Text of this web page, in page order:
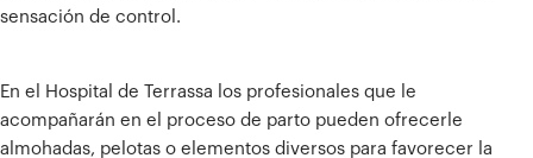
sensación de control.
En el Hospital de Terrassa los profesionales que le
acompañarán en el proceso de parto pueden ofrecerle
almohadas, pelotas o elementos diversos para favorecer la